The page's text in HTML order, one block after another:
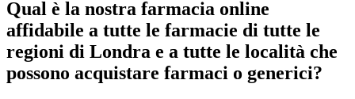
Qual è la nostra farmacia online
affidabile a tutte le farmacie di tutte le
regioni di Londra e a tutte le località che
possono acquistare farmaci o generici?